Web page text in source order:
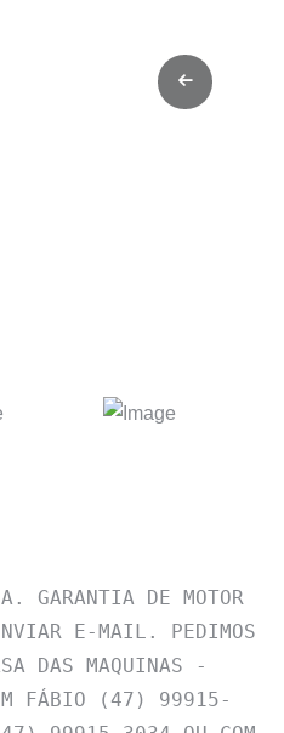
GARANTIA DE MOTOR
E-MAIL. PEDIMOS
DAS MAQUINAS -
FÁBIO (47) 99915-